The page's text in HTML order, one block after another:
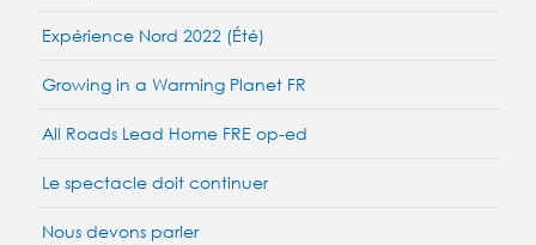
Expérience Nord 2022 (Été)
Growing in a Warming Planet FR
All Roads Lead Home FRE op-ed
Le spectacle doit continuer
Nous devons parler